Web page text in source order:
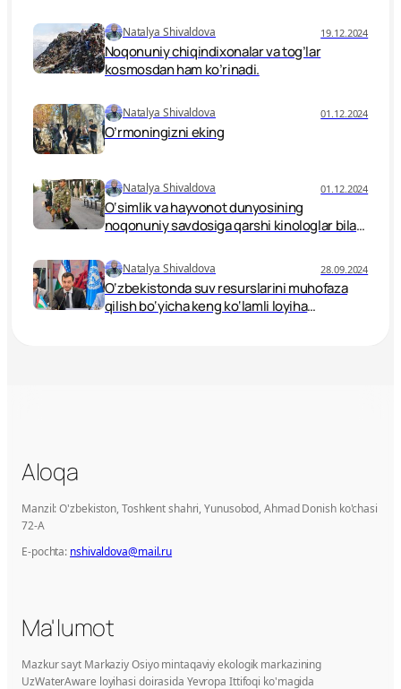
kuchaytirilmoqda.
Natalya Shivaldova 19.12.2024
Noqonuniy chiqindixonalar va tog’lar
kosmosdan ham ko’rinadi.
Natalya Shivaldova 01.12.2024
O’rmoningizni eking
Natalya Shivaldova 01.12.2024
O‘simlik va hayvonot dunyosining
noqonuniy savdosiga qarshi kinologlar bilan
Natalya Shivaldova 28.09.2024
O‘zbekistonda suv resurslarini muhofaza
qilish bo‘yicha keng ko‘lamli loyiha
Aloqa
Manzil: O'zbekiston, Toshkent shahri, Yunusobod, Ahmad Donish ko'chasi
72-A
E-pochta: nshivaldova@mail.ru
Ma'lumot
Mazkur sayt Markaziy Osiyo mintaqaviy ekologik markazining
UzWaterAware loyihasi doirasida Yevropa Ittifoqi ko'magida